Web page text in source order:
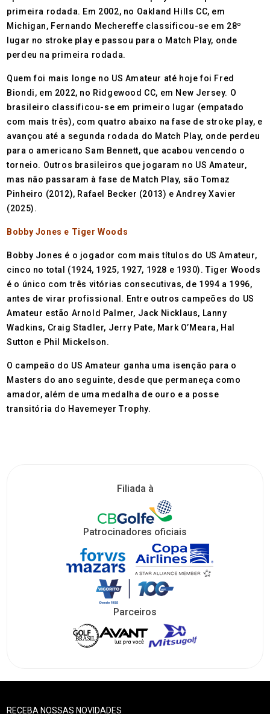
primeira rodada. Em 2002, no Oakland Hills CC, em
Michigan, Fernando Mechereffe classificou-se em 28º
lugar no stroke play e passou para o Match Play, onde
perdeu na primeira rodada.
Quem foi mais longe no US Amateur até hoje foi Fred
Biondi, em 2022, no Ridgewood CC, em New Jersey. O
brasileiro classificou-se em primeiro lugar (empatado
com mais três), com quatro abaixo na fase de stroke play, e
avançou até a segunda rodada do Match Play, onde perdeu
para o americano Sam Bennett, que acabou vencendo o
torneio. Outros brasileiros que jogaram no US Amateur,
mas não passaram à fase de Match Play, são Tomaz
Pinheiro (2012), Rafael Becker (2013) e Andrey Xavier
(2025).
Bobby Jones e Tiger Woods
Bobby Jones é o jogador com mais títulos do US Amateur,
cinco no total (1924, 1925, 1927, 1928 e 1930). Tiger Woods
é o único com três vitórias consecutivas, de 1994 a 1996,
antes de virar profissional. Entre outros campeões do US
Amateur estão Arnold Palmer, Jack Nicklaus, Lanny
Wadkins, Craig Stadler, Jerry Pate, Mark O’Meara, Hal
Sutton e Phil Mickelson.
O campeão do US Amateur ganha uma isenção para o
Masters do ano seguinte, desde que permaneça como
amador, além de uma medalha de ouro e a posse
transitória do Havemeyer Trophy.
Filiada à
Patrocinadores oficiais
Parceiros
RECEBA NOSSAS NOVIDADES